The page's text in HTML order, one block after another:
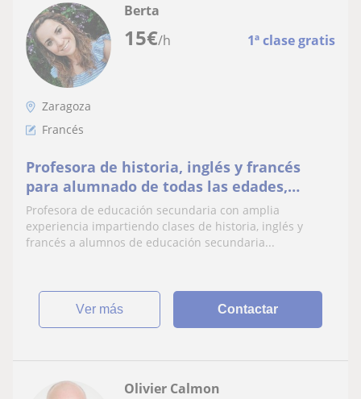
15€/h 1ª clase gratis
Berta
Zaragoza
Francés
Profesora de historia, inglés y francés
para alumnado de todas las edades,
posibilidad de impartir también clases de
lengua española
Profesora de educación secundaria con amplia
experiencia impartiendo clases de historia, inglés y
francés a alumnos de educación secundaria...
ver más Contactar
Olivier Calmon